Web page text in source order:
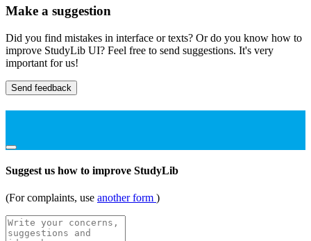
Make a suggestion
Did you find mistakes in interface or texts? Or do you know how to
improve StudyLib UI? Feel free to send suggestions. It's very
important for us!
Send feedback
Suggest us how to improve StudyLib
(For complaints, use another form )